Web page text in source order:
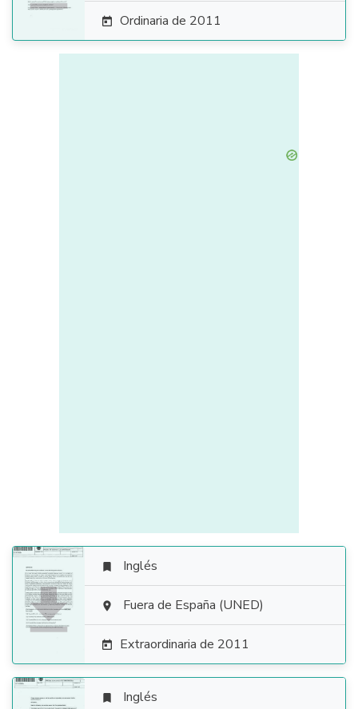
 Ordinaria de 2011

 Inglés
 Fuera de España (UNED)
 Extraordinaria de 2011
 Inglés